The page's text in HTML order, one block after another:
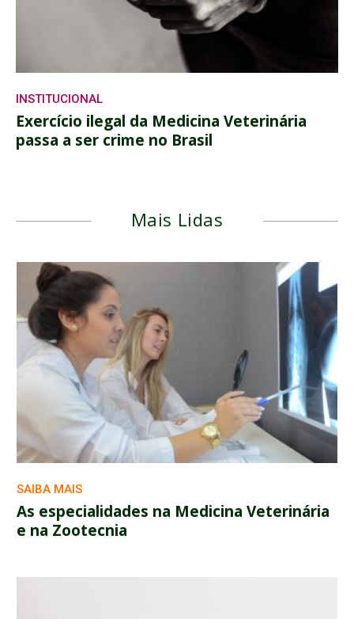
INSTITUCIONAL
Exercício ilegal da Medicina Veterinária
passa a ser crime no Brasil
Mais Lidas
SAIBA MAIS
As especialidades na Medicina Veterinária
e na Zootecnia